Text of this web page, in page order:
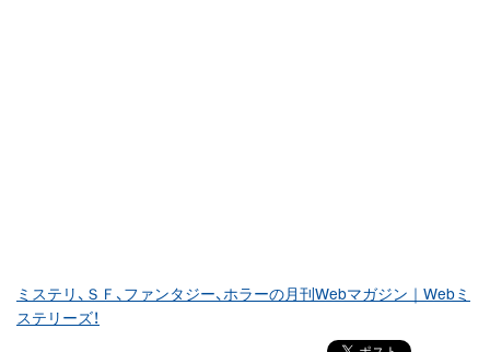
ミステリ、ＳＦ、ファンタジー、ホラーの月刊Webマガジン｜Webミ
ステリーズ！